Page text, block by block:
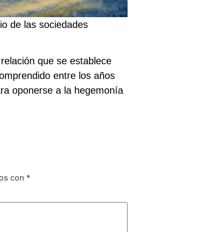
de las sociedades
que se establece
entre los años
oponerse a la hegemonía
con *